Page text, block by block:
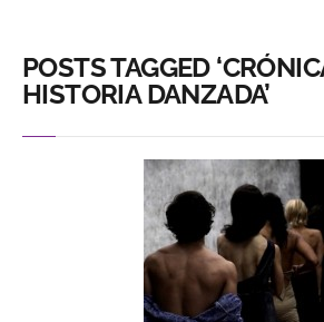
POSTS TAGGED
HISTORIA DANZADA’